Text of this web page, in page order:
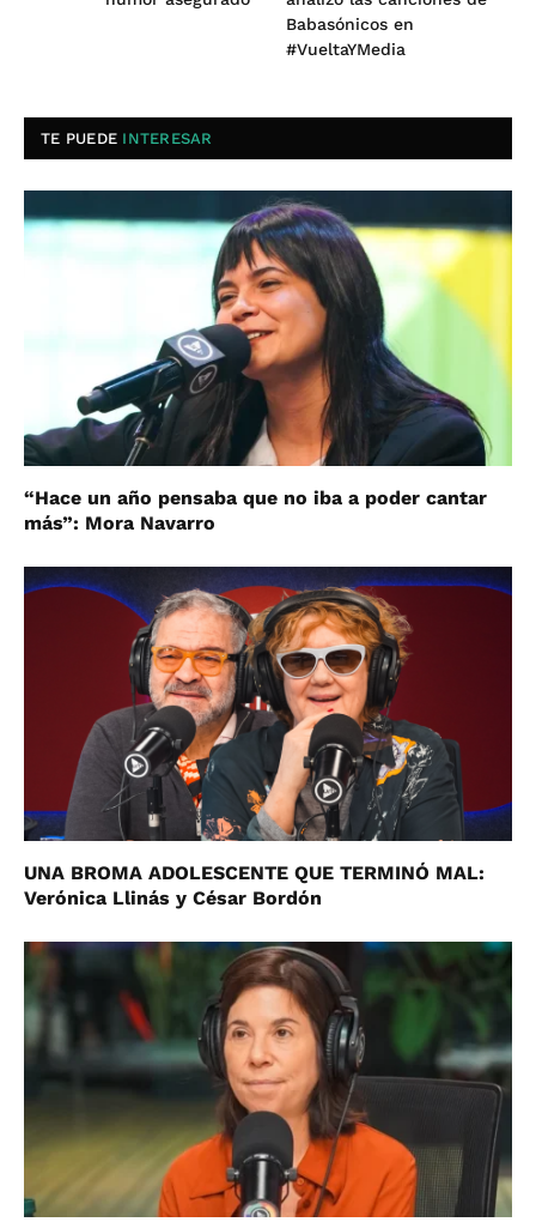
Babasónicos en
#VueltaYMedia
TE PUEDE INTERESAR
“Hace un año pensaba que no iba a poder cantar
más”: Mora Navarro
UNA BROMA ADOLESCENTE QUE TERMINÓ MAL:
Verónica Llinás y César Bordón